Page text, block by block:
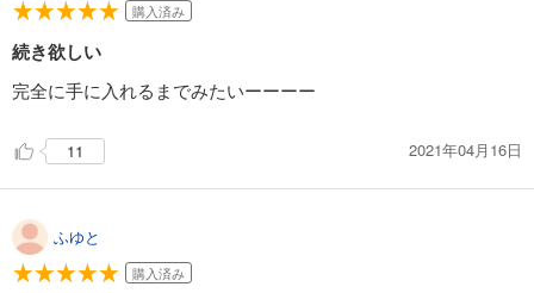
購入済み
続き欲しい
完全に手に入れるまでみたいーーーー
11 2021年04月16日
ふゆと
購入済み